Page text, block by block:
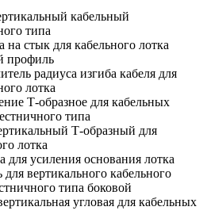
кабельный
типа
на стык для кабельного лотка
профиль
радиуса изгиба кабеля для
лотка
Т-образное для кабельных
типа
Т-образный для
лотка
для усиления основания лотка
вертикального кабельного
типа боковой
угловая для кабельных